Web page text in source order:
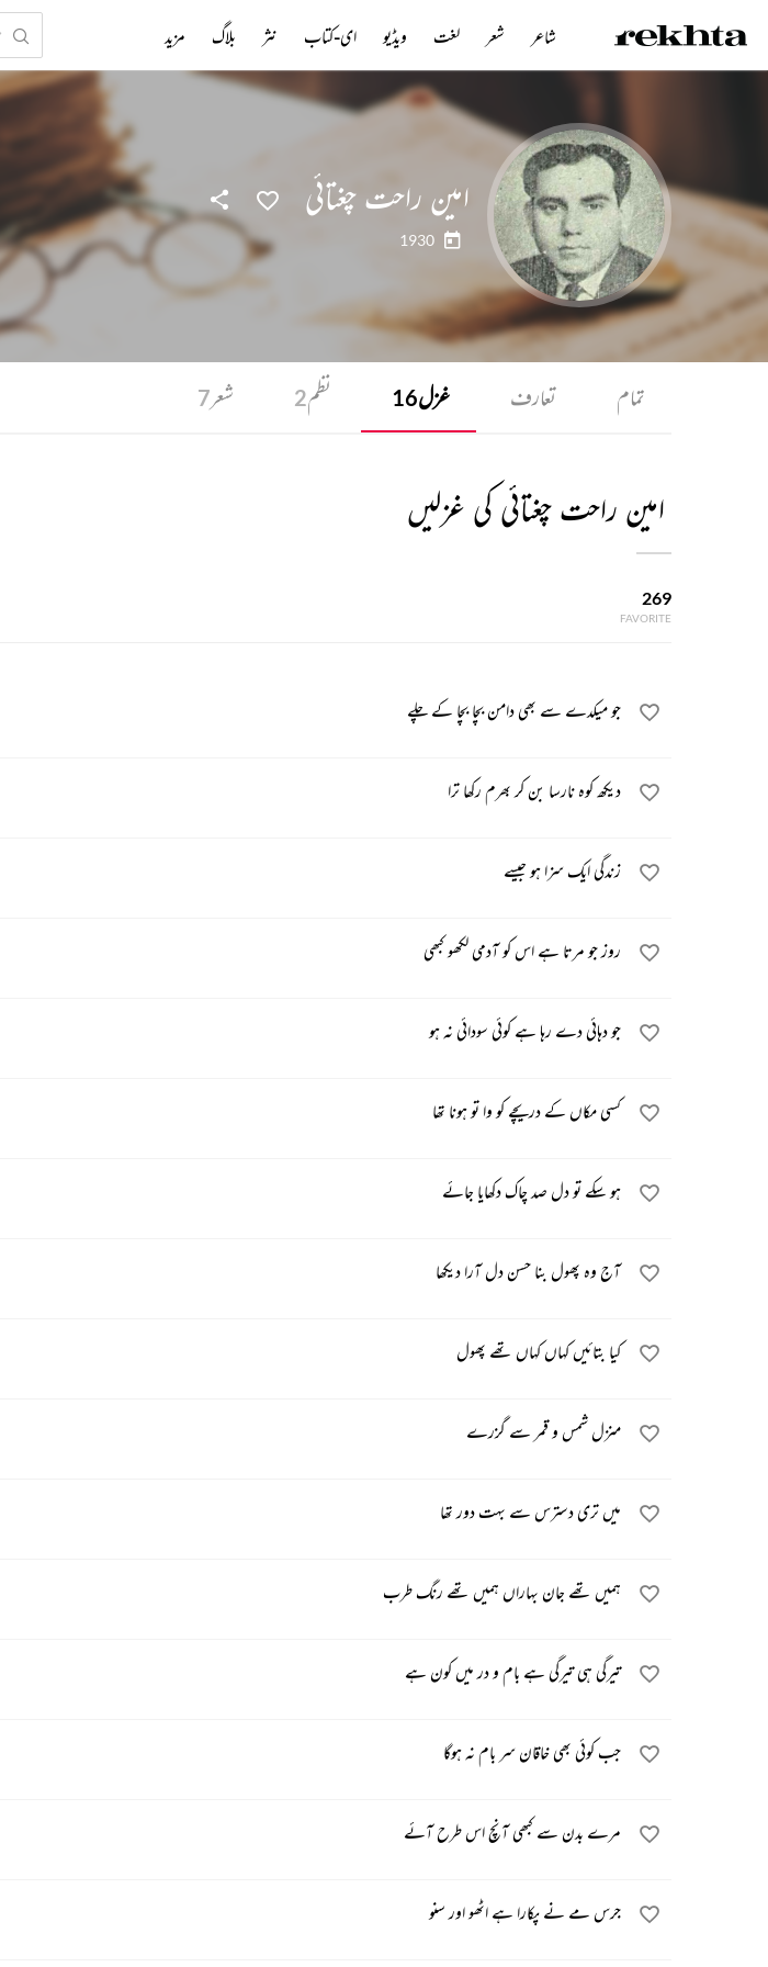
امین راحت چغتائی
1930
تمام تعارف غزل16 نظم2 شعر7
امین راحت چغتائی کی غزلیں
269
FAVORITE
جو میکدے سے بھی دامن بچا بچا کے چلے
دیکھ کوہ نارسا بن کر بھرم رکھا ترا
زندگی ایک سزا ہو جیسے
روز جو مرتا ہے اس کو آدمی لکھو کبھی
جو دہائی دے رہا ہے کوئی سودائی نہ ہو
کسی مکاں کے دریچے کو وا تو ہونا تھا
ہو سکے تو دل صد چاک دکھایا جائے
آج وہ پھول بنا حسن دل آرا دیکھا
کیا بتائیں کہاں کہاں تھے پھول
منزل‌ شمس و قمر سے گزرے
میں تری دسترس سے بہت دور تھا
ہمیں تھے جان بہاراں ہمیں تھے رنگ طرب
تیرگی ہی تیرگی ہے بام و در میں کون ہے
جب کوئی بھی خاقان سر بام نہ ہوگا
مرے بدن سے کبھی آنچ اس طرح آئے
جرس مے نے پکارا ہے اٹھو اور سنو
شاعر شعر لغت ویڈیو ای-کتاب نثر بلاگ مزید